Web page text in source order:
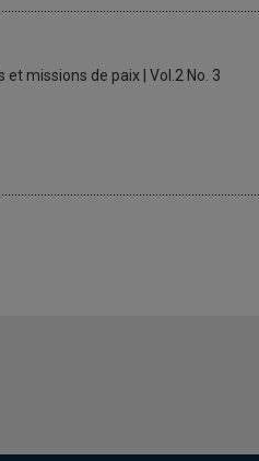
missions de paix | Vol.2 No. 3